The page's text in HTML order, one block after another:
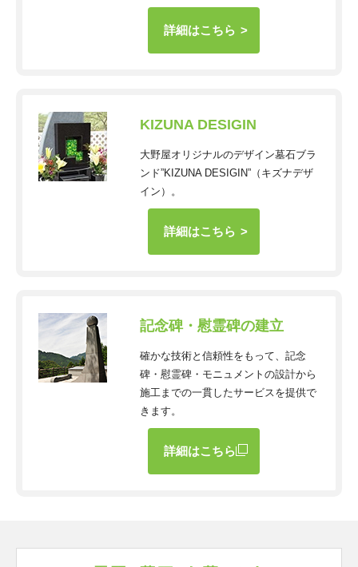
詳細はこちら
KIZUNA DESIGIN
大野屋オリジナルのデザイン墓石ブラ
ンド”KIZUNA DESIGIN”（キズナデザ
イン）。
詳細はこちら
記念碑・慰霊碑の建立
確かな技術と信頼性をもって、記念
碑・慰霊碑・モニュメントの設計から
施工までの一貫したサービスを提供で
きます。
詳細はこちら